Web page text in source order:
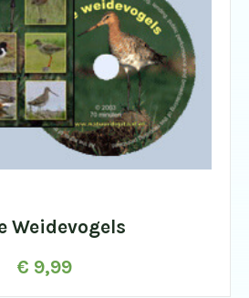
Weidevogels
€ 9,99